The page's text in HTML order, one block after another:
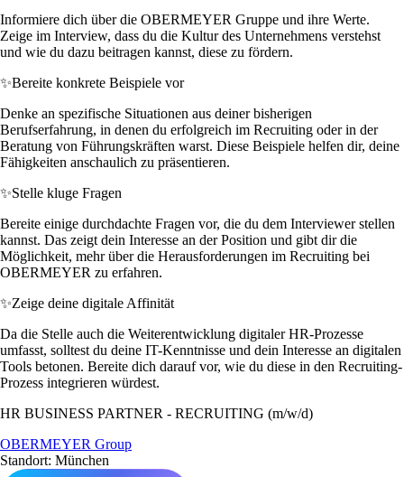
Informiere dich über die OBERMEYER Gruppe und ihre Werte.
Zeige im Interview, dass du die Kultur des Unternehmens verstehst
und wie du dazu beitragen kannst, diese zu fördern.
✨Bereite konkrete Beispiele vor
Denke an spezifische Situationen aus deiner bisherigen
Berufserfahrung, in denen du erfolgreich im Recruiting oder in der
Beratung von Führungskräften warst. Diese Beispiele helfen dir, deine
Fähigkeiten anschaulich zu präsentieren.
✨Stelle kluge Fragen
Bereite einige durchdachte Fragen vor, die du dem Interviewer stellen
kannst. Das zeigt dein Interesse an der Position und gibt dir die
Möglichkeit, mehr über die Herausforderungen im Recruiting bei
OBERMEYER zu erfahren.
✨Zeige deine digitale Affinität
Da die Stelle auch die Weiterentwicklung digitaler HR-Prozesse
umfasst, solltest du deine IT-Kenntnisse und dein Interesse an digitalen
Tools betonen. Bereite dich darauf vor, wie du diese in den Recruiting-
Prozess integrieren würdest.
HR BUSINESS PARTNER - RECRUITING (m/w/d)
OBERMEYER Group
Standort: München